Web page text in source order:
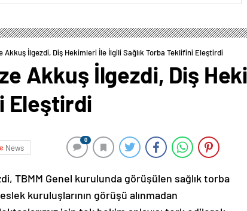
Akkuş İlgezdi, Diş Hekimleri İle İlgili Sağlık Torba Teklifini Eleştirdi
Akkuş İlgezdi, Diş
Eleştirdi
News
0
TBMM Genel kurulunda görüşülen sağlık torba
kuruluşlarının görüşü alınmadan